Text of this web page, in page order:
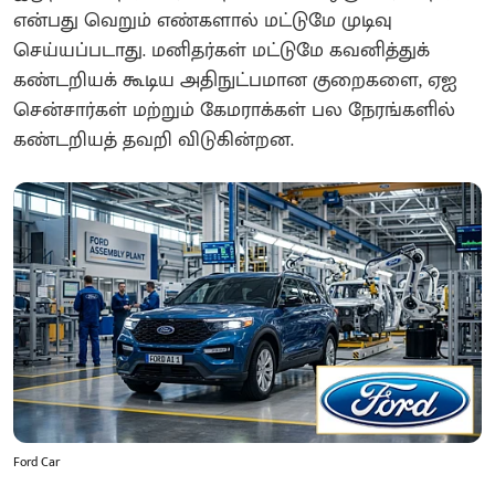
என்பது வெறும் எண்களால் மட்டுமே முடிவு
செய்யப்படாது. மனிதர்கள் மட்டுமே கவனித்துக்
கண்டறியக் கூடிய அதிநுட்பமான குறைகளை, ஏஐ
சென்சார்கள் மற்றும் கேமராக்கள் பல நேரங்களில்
கண்டறியத் தவறி விடுகின்றன.
Ford Car